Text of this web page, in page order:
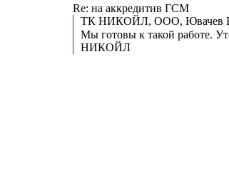
Re: на аккредитив ГСМ
ТК НИКОЙЛ, ООО, Ювачев
Мы готовы к такой работе.
НИКОЙЛ